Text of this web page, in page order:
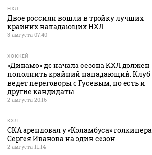
НХЛ
Двое россиян вошли в тройку лучших
крайних нападающих НХЛ
3 августа 07:40
ХОККЕЙ
«Динамо» до начала сезона КХЛ должен
пополнить крайний нападающий. Клуб
ведет переговоры с Гусевым, но есть и
другие кандидаты
2 августа 20:16
КХЛ
СКА арендовал у «Коламбуса» голкипера
Сергея Иванова на один сезон
2 августа 11:14